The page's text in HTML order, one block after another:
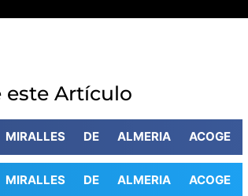
este Artículo
DE ALMERIA ACOGE
DE ALMERIA ACOGE